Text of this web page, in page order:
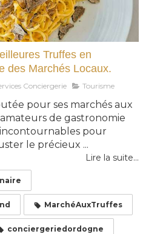
Truffes en
des Marchés Locaux.
Conciergerie Tourisme
pour ses marchés aux
de gastronomie
pour
le précieux ...
Lire la suite...
MarchéAuxTruffes
conciergeriedordogne